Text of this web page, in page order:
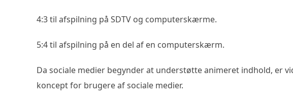
4:3 til afspilning på SDTV og computerskærme.
5:4 til afspilning på en del af en computerskærm.
Da sociale medier begynder at understøtte animeret indhold, er
koncept for brugere af sociale medier.